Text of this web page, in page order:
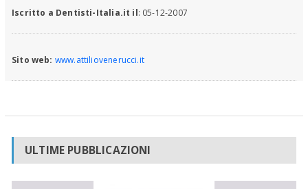
Iscritto a Dentisti-Italia.it il: 05-12-2007
Sito web: www.attiliovenerucci.it
ULTIME PUBBLICAZIONI